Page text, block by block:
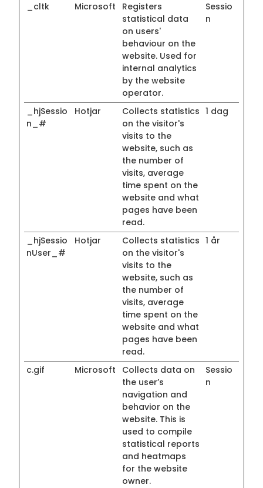
_cltk Microsoft
Registers
statistical data
on users'
behaviour on the
website. Used for
internal analytics
by the website
operator.
Sessio
n
_hjSessio
n_#
Hotjar
Collects statistics
on the visitor's
visits to the
website, such as
the number of
visits, average
time spent on the
website and what
pages have been
read.
1 dag
_hjSessio
nUser_#
Hotjar
Collects statistics
on the visitor's
visits to the
website, such as
the number of
visits, average
time spent on the
website and what
pages have been
read.
1 år
c.gif Microsoft
Collects data on
the user’s
navigation and
behavior on the
website. This is
used to compile
statistical reports
and heatmaps
for the website
owner.
Sessio
n